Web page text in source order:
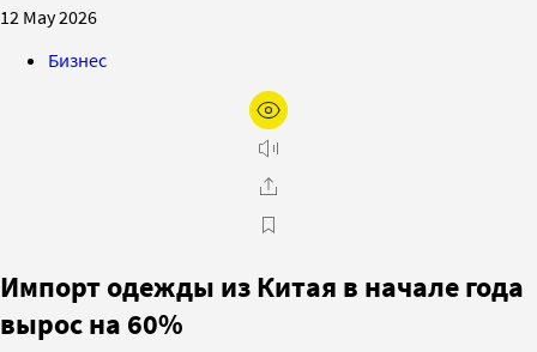
12 May 2026
Бизнес
Импорт одежды из Китая в начале года
вырос на 60%